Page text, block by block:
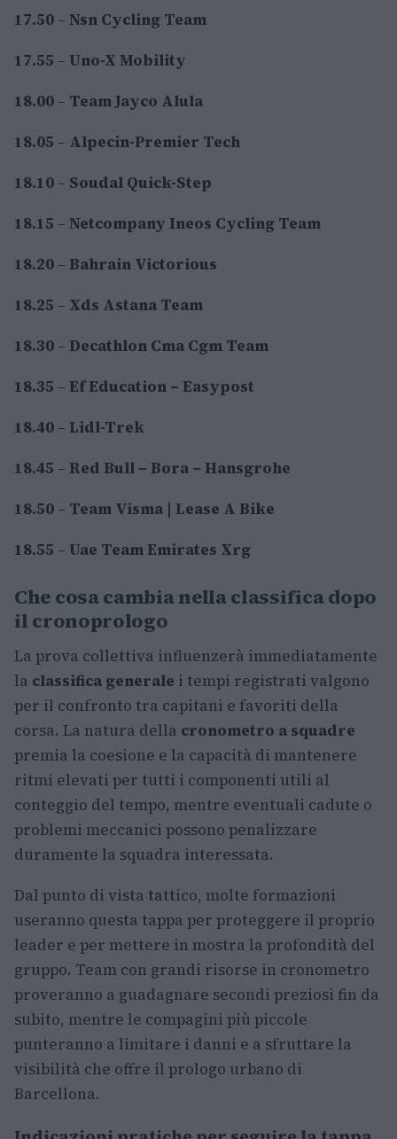
17.50 – Nsn Cycling Team
17.55 – Uno-X Mobility
18.00 – Team Jayco Alula
18.05 – Alpecin-Premier Tech
18.10 – Soudal Quick-Step
18.15 – Netcompany Ineos Cycling Team
18.20 – Bahrain Victorious
18.25 – Xds Astana Team
18.30 – Decathlon Cma Cgm Team
18.35 – Ef Education – Easypost
18.40 – Lidl-Trek
18.45 – Red Bull – Bora – Hansgrohe
18.50 – Team Visma | Lease A Bike
18.55 – Uae Team Emirates Xrg
Che cosa cambia nella classifica dopo
il cronoprologo
La prova collettiva influenzerà immediatamente
la classifica generale i tempi registrati valgono
per il confronto tra capitani e favoriti della
corsa. La natura della cronometro a squadre
premia la coesione e la capacità di mantenere
ritmi elevati per tutti i componenti utili al
conteggio del tempo, mentre eventuali cadute o
problemi meccanici possono penalizzare
duramente la squadra interessata.
Dal punto di vista tattico, molte formazioni
useranno questa tappa per proteggere il proprio
leader e per mettere in mostra la profondità del
gruppo. Team con grandi risorse in cronometro
proveranno a guadagnare secondi preziosi fin da
subito, mentre le compagini più piccole
punteranno a limitare i danni e a sfruttare la
visibilità che offre il prologo urbano di
Barcellona.